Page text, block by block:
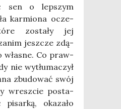
sen o lep­szym
kar­mio­na ocze­
zosta­ły jej
jesz­cze zdą­
wła­sne. Co praw­
nie wytłu­ma­czył
zbu­do­wać swój
wresz­cie posta­
pisar­ką, oka­za­ło